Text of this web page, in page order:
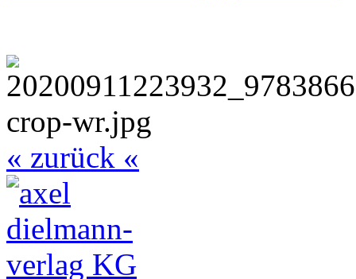
« zurück «